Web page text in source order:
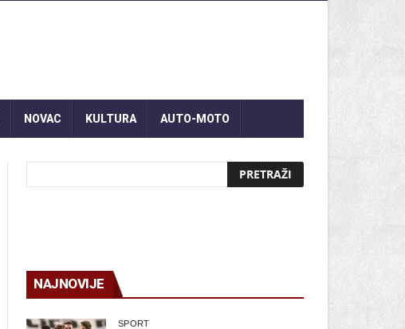
NOVAC KULTURA AUTO-MOTO
NAJNOVIJE
SPORT